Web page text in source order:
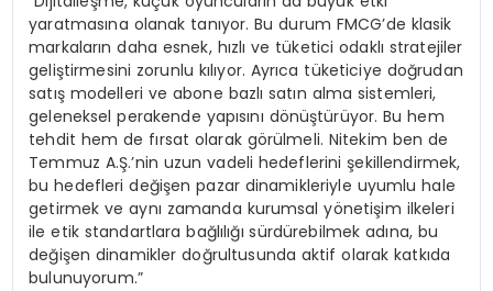
yaratmasına olanak tanıyor. Bu durum FMCG’de klasik
markaların daha esnek, hızlı ve tüketici odaklı stratejiler
geliştirmesini zorunlu kılıyor. Ayrıca tüketiciye doğrudan
satış modelleri ve abone bazlı satın alma sistemleri,
geleneksel perakende yapısını dönüştürüyor. Bu hem
tehdit hem de fırsat olarak görülmeli. Nitekim ben de
Temmuz A.Ş.’nin uzun vadeli hedeflerini şekillendirmek,
bu hedefleri değişen pazar dinamikleriyle uyumlu hale
getirmek ve aynı zamanda kurumsal yönetişim ilkeleri
ile etik standartlara bağlılığı sürdürebilmek adına, bu
değişen dinamikler doğrultusunda aktif olarak katkıda
bulunuyorum.”